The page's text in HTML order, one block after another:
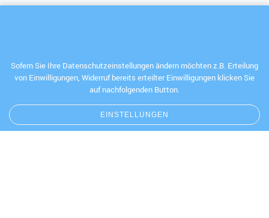
Sofern Sie Ihre Datenschutzeinstellungen ändern möchten z.B. Erteilung
von Einwilligungen, Widerruf bereits erteilter Einwilligungen klicken Sie
auf nachfolgenden Button.
EINSTELLUNGEN